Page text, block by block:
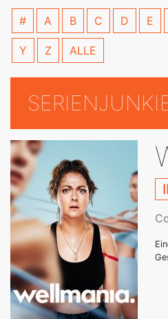
# A B C D E
Y Z ALLE